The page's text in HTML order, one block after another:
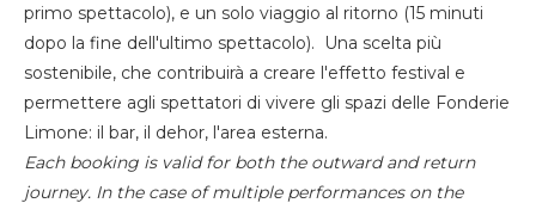
primo spettacolo), e un solo viaggio al ritorno (15 minuti
dopo la fine dell'ultimo spettacolo). Una scelta più
sostenibile, che contribuirà a creare l'effetto festival e
permettere agli spettatori di vivere gli spazi delle Fonderie
Limone: il bar, il dehor, l'area esterna.
Each booking is valid for both the outward and return
journey. In the case of multiple performances on the